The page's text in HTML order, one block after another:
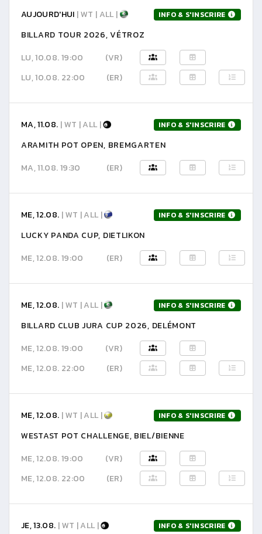
AUJOURD'HUI | WT | ALL | INFO & S'INSCRIRE
BILLARD TOUR 2026, VÉTROZ
LU, 10.08. 19:00
(VR)
LU, 10.08. 22:00
(ER)
MA, 11.08. | WT | ALL | INFO & S'INSCRIRE
ARAMITH POT OPEN, BREMGARTEN
MA, 11.08. 19:30
(ER)
ME, 12.08. | WT | ALL | INFO & S'INSCRIRE
LUCKY PANDA CUP, DIETLIKON
ME, 12.08. 19:00
(ER)
ME, 12.08. | WT | ALL | INFO & S'INSCRIRE
BILLARD CLUB JURA CUP 2026, DELÉMONT
ME, 12.08. 19:00
(VR)
ME, 12.08. 22:00
(ER)
ME, 12.08. | WT | ALL | INFO & S'INSCRIRE
WESTAST POT CHALLENGE, BIEL/BIENNE
ME, 12.08. 19:00
(VR)
ME, 12.08. 22:00
(ER)
JE, 13.08. | WT | ALL | INFO & S'INSCRIRE